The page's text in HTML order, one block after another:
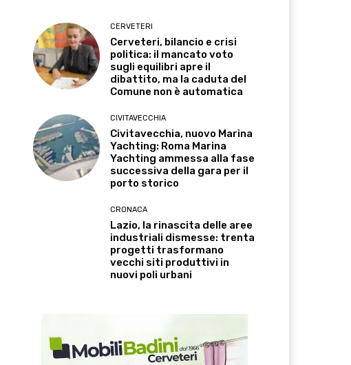
CERVETERI
Cerveteri, bilancio e crisi
politica: il mancato voto
sugli equilibri apre il
dibattito, ma la caduta del
Comune non è automatica
CIVITAVECCHIA
Civitavecchia, nuovo Marina
Yachting: Roma Marina
Yachting ammessa alla fase
successiva della gara per il
porto storico
CRONACA
Lazio, la rinascita delle aree
industriali dismesse: trenta
progetti trasformano
vecchi siti produttivi in
nuovi poli urbani